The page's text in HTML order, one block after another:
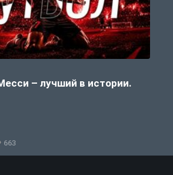
– лучший в истории.
663